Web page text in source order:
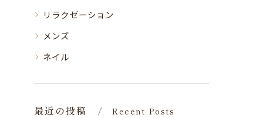
リラクゼーション
メンズ
ネイル
最近の投稿 Recent Posts